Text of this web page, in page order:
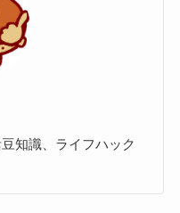
知識、ライフハック